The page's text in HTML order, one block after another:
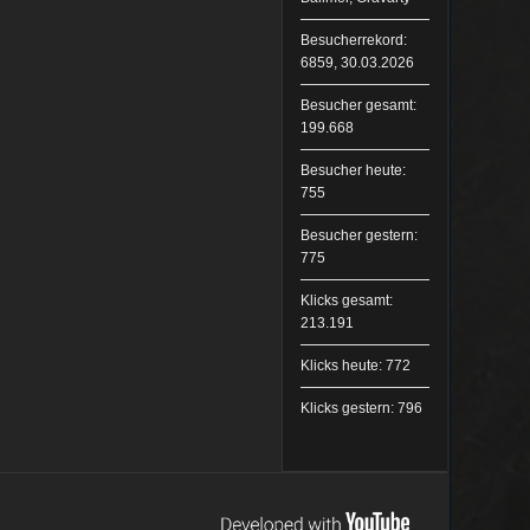
Besucherrekord:
6859, 30.03.2026
Besucher gesamt:
199.668
Besucher heute:
755
Besucher gestern:
775
Klicks gesamt:
213.191
Klicks heute: 772
Klicks gestern: 796